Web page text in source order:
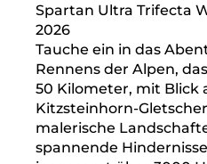
Spartan Ultra Trifecta
2026
Tauche ein in das
Rennens der Alpen,
50 Kilometer, mit Blick
Kitzsteinhorn-
malerische
spannende